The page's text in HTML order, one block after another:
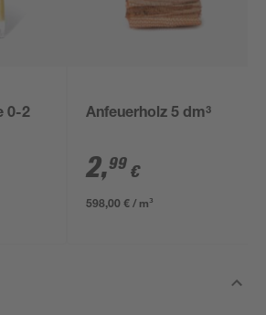
0-2
Anfeuerholz 5 dm³
2,99 €
598,00 € / m³